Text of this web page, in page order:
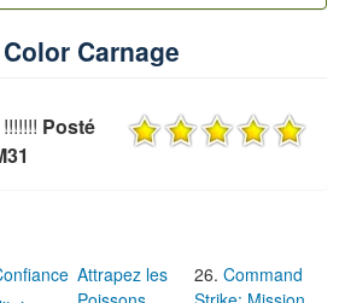
Carnage
Posté
Attrapez les
Command